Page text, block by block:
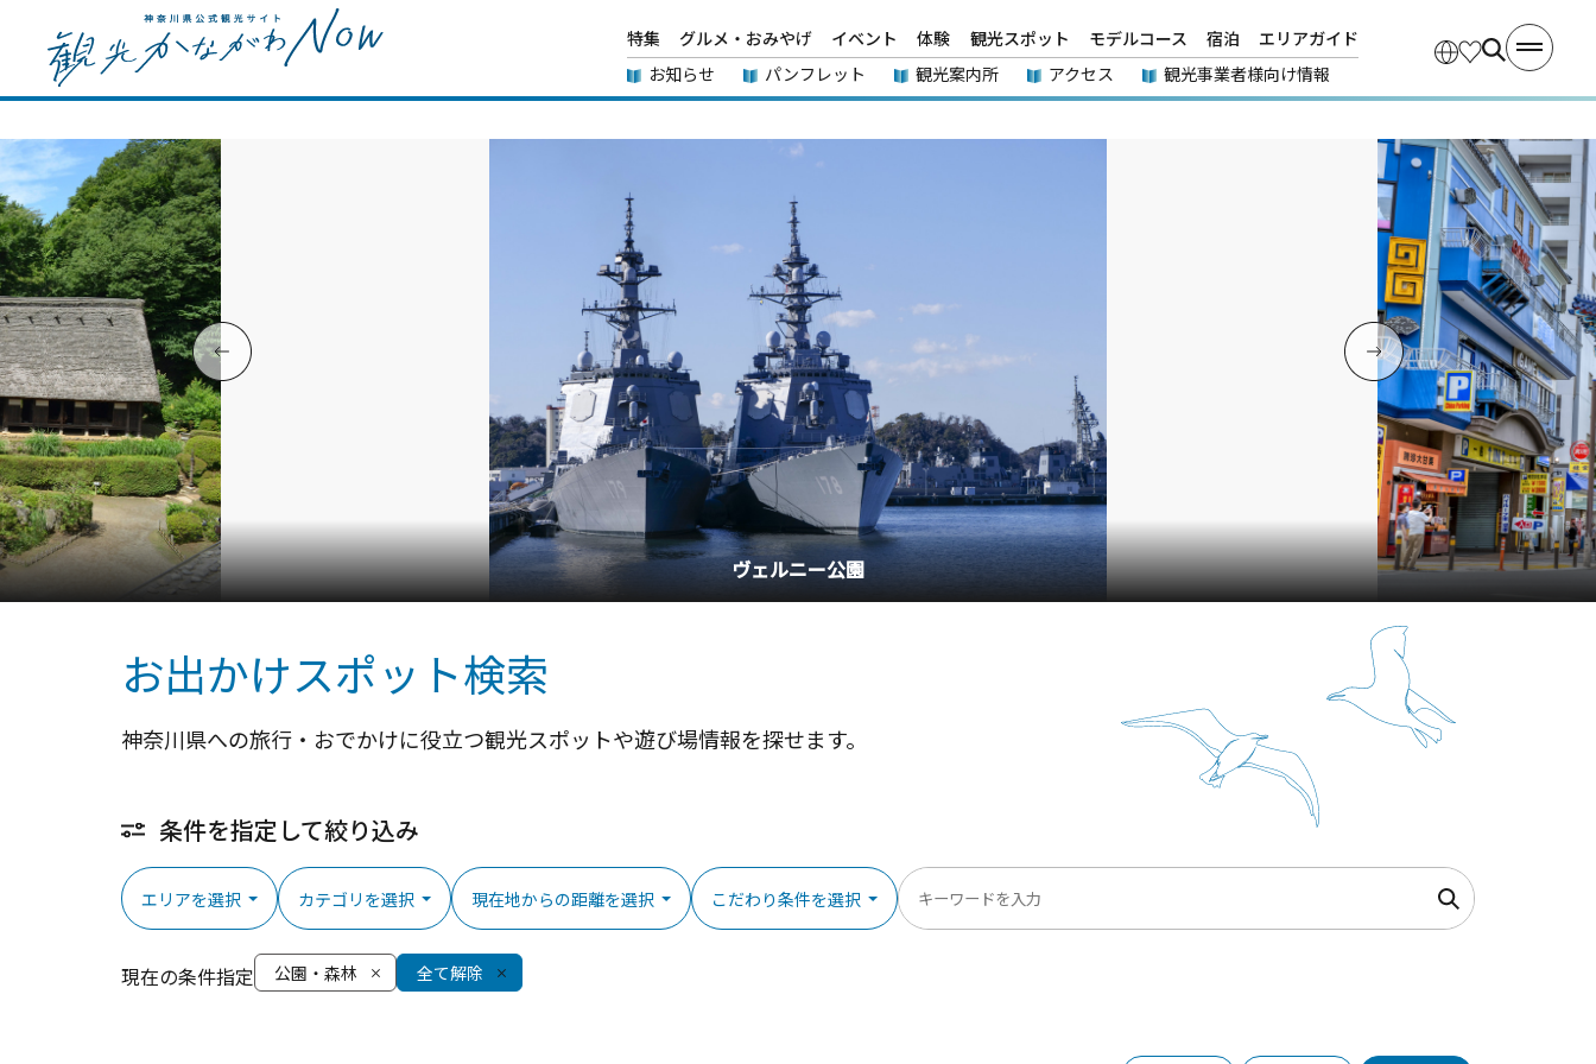
特集 グルメ・おみやげ イベント 体験 観光スポット モデルコース 宿泊
エリアガイド
お知らせ
パンフレット 観光案内所 アクセス 観光事業者様向け情報
横浜中華街
お出かけスポット検索
神奈川県への旅行・おでかけに役立つ観光スポットや遊び場情報を探せます。
条件を指定して絞り込み
エリアを選択 カテゴリを選択 現在地からの距離を選択 こだわり条件を選択
現在の条件指定 公園・森林 全て解除